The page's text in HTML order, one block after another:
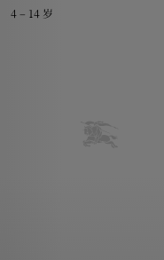
4 – 14 岁